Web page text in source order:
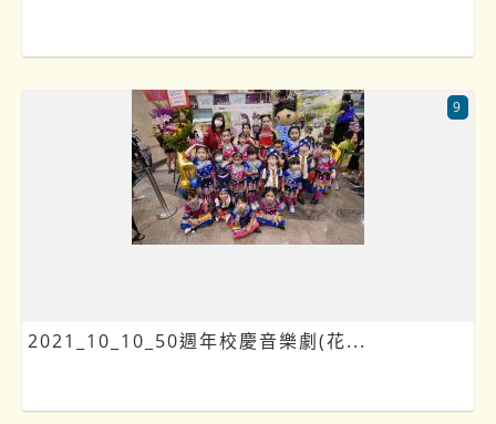
2021_10_10_50週年校慶音樂劇(花...
9